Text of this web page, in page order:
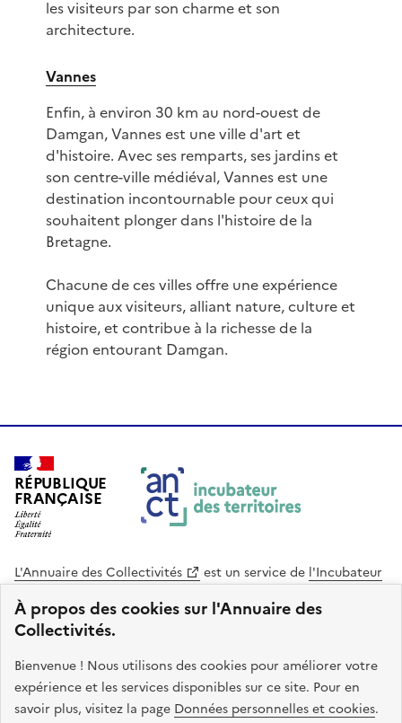
À propos des cookies sur l'Annuaire des
Collectivités.
Bienvenue ! Nous utilisons des cookies pour améliorer votre
expérience et les services disponibles sur ce site. Pour en
savoir plus, visitez la page Données personnelles et cookies.
les visiteurs par son charme et son
architecture.
Vannes
Enfin, à environ 30 km au nord-ouest de
Damgan, Vannes est une ville d'art et
d'histoire. Avec ses remparts, ses jardins et
son centre-ville médiéval, Vannes est une
destination incontournable pour ceux qui
souhaitent plonger dans l'histoire de la
Bretagne.
Chacune de ces villes offre une expérience
unique aux visiteurs, alliant nature, culture et
histoire, et contribue à la richesse de la
région entourant Damgan.
RÉPUBLIQUE
FRANÇAISE
L'Annuaire des Collectivités est un service de l'Incubateur
des Territoires
Cohésion des Territoires
. Le code source de ce site web
est disponible en licence libre. Le design de ce site est conçu
avec le système de design de l’État.
legifrance.gouv.fr info.gouv.fr